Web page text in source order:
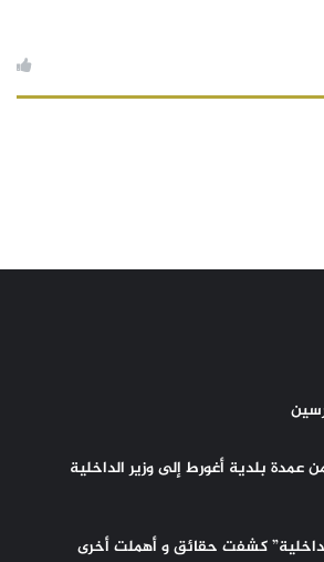
عمدة بلدية أغورط إلى وزير الداخلية
كشفت حقائق و أهملت أخرى